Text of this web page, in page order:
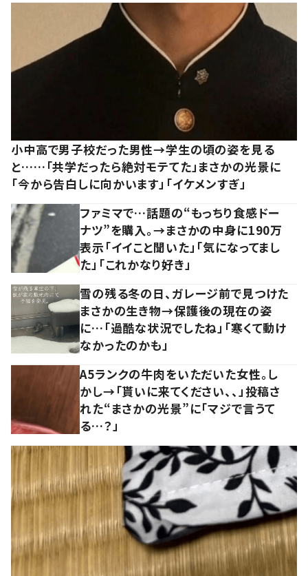
小中高で男子校だった男性→学生の頃の姿を見る
と……「共学だったら絶対モテてた」まさかの光景に
「今から告白しに向かいます」「イケメンすぎ」
ファミマで…話題の“もっちり食感ドー
ナツ”を購入。→まさかの中身に190万
表示「イイこと聞いた」「気になってまし
た」「これかなり好き」
雪の残る冬の日、ガレージ前で見つけた
まさかの生き物→保護後の現在の姿
に…「過酷な状況でしたね」「寒くて動け
なかったのかも」
A5ランクの牛肉をいただいた女性。し
かし→「貰いに来てください、、」投稿さ
れた“まさかの光景”に「マジで言うて
る…？」